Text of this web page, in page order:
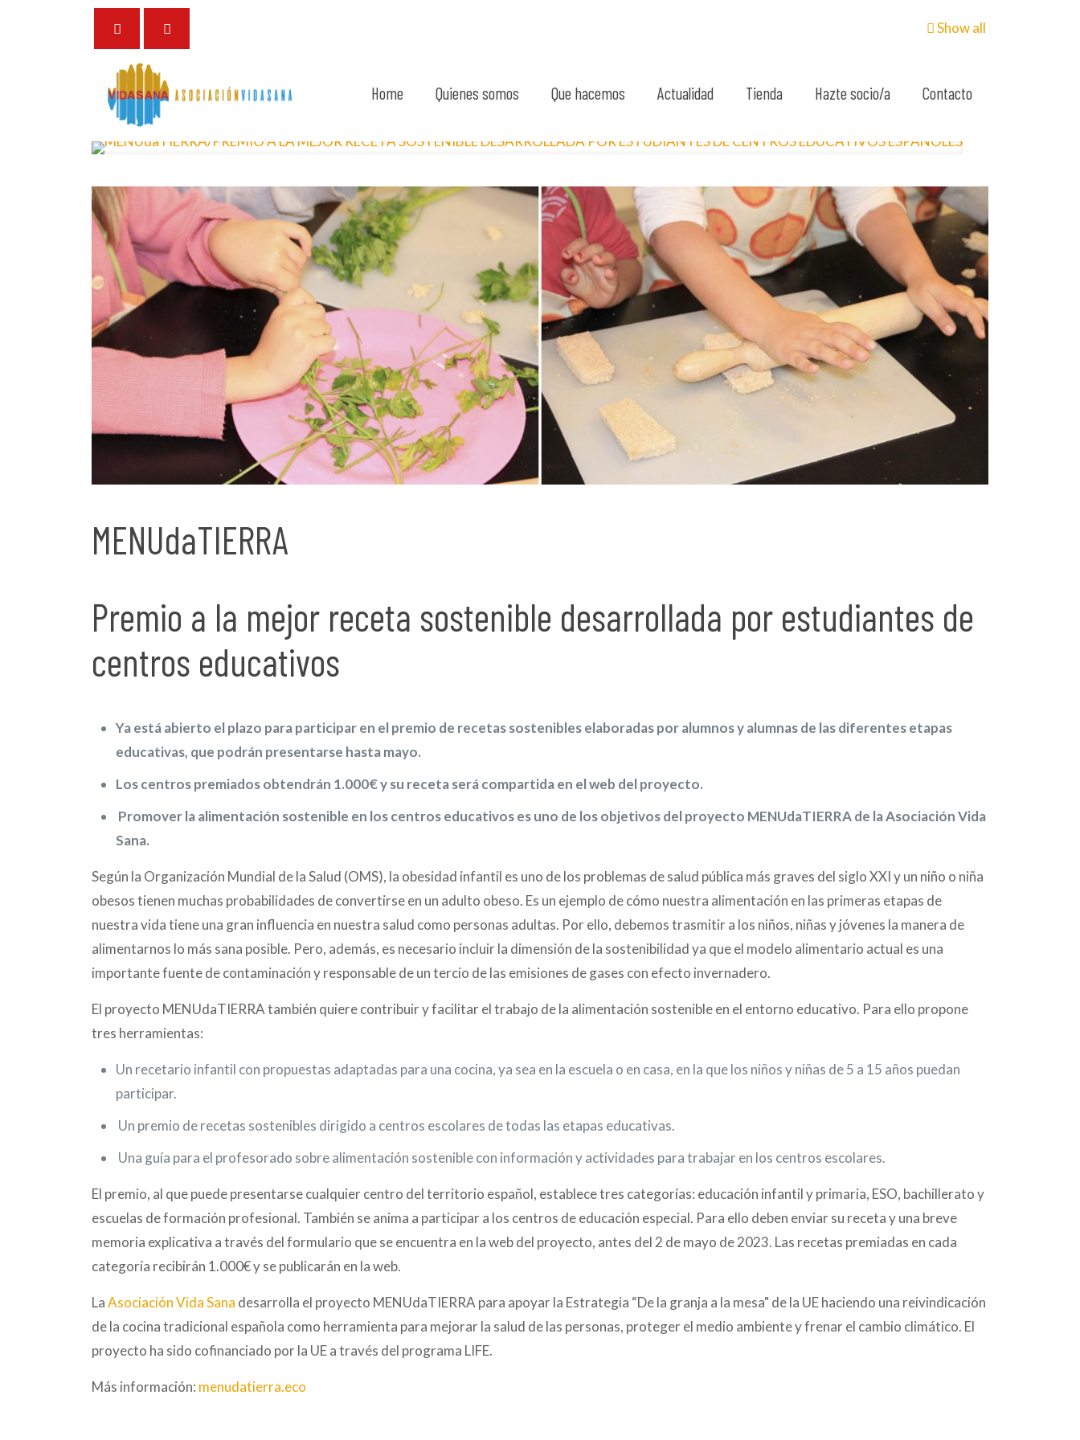
Home Quienes somos Que hacemos Actualidad Tienda Hazte socio/a Contacto
Show all
14 de enero de 2023
MENUdaTIERRA
Premio a la mejor receta sostenible desarrollada por estudiantes de
centros educativos
Ya está abierto el plazo para participar en el premio de recetas sostenibles elaboradas por alumnos y alumnas de las diferentes etapas
educativas, que podrán presentarse hasta mayo.
Los centros premiados obtendrán 1.000€ y su receta será compartida en el web del proyecto.
Promover la alimentación sostenible en los centros educativos es uno de los objetivos del proyecto MENUdaTIERRA de la Asociación Vida
Sana.
Según la Organización Mundial de la Salud (OMS), la obesidad infantil es uno de los problemas de salud pública más graves del siglo XXI y un niño o niña
obesos tienen muchas probabilidades de convertirse en un adulto obeso. Es un ejemplo de cómo nuestra alimentación en las primeras etapas de
nuestra vida tiene una gran influencia en nuestra salud como personas adultas. Por ello, debemos trasmitir a los niños, niñas y jóvenes la manera de
alimentarnos lo más sana posible. Pero, además, es necesario incluir la dimensión de la sostenibilidad ya que el modelo alimentario actual es una
importante fuente de contaminación y responsable de un tercio de las emisiones de gases con efecto invernadero.
El proyecto MENUdaTIERRA también quiere contribuir y facilitar el trabajo de la alimentación sostenible en el entorno educativo. Para ello propone
tres herramientas:
Un recetario infantil con propuestas adaptadas para una cocina, ya sea en la escuela o en casa, en la que los niños y niñas de 5 a 15 años puedan
participar.
Un premio de recetas sostenibles dirigido a centros escolares de todas las etapas educativas.
Una guía para el profesorado sobre alimentación sostenible con información y actividades para trabajar en los centros escolares.
El premio, al que puede presentarse cualquier centro del territorio español, establece tres categorías: educación infantil y primaria, ESO, bachillerato y
escuelas de formación profesional. También se anima a participar a los centros de educación especial. Para ello deben enviar su receta y una breve
memoria explicativa a través del formulario que se encuentra en la web del proyecto, antes del 2 de mayo de 2023. Las recetas premiadas en cada
categoría recibirán 1.000€ y se publicarán en la web.
LaAsociación Vida Sana desarrolla el proyecto MENUdaTIERRA para apoyar la Estrategia “De la granja a la mesa" de la UE haciendo una reivindicación
de la cocina tradicional española como herramienta para mejorar la salud de las personas, proteger el medio ambiente y frenar el cambio climático. El
proyecto ha sido cofinanciado por la UE a través del programa LIFE.
Más información: menudatierra.eco